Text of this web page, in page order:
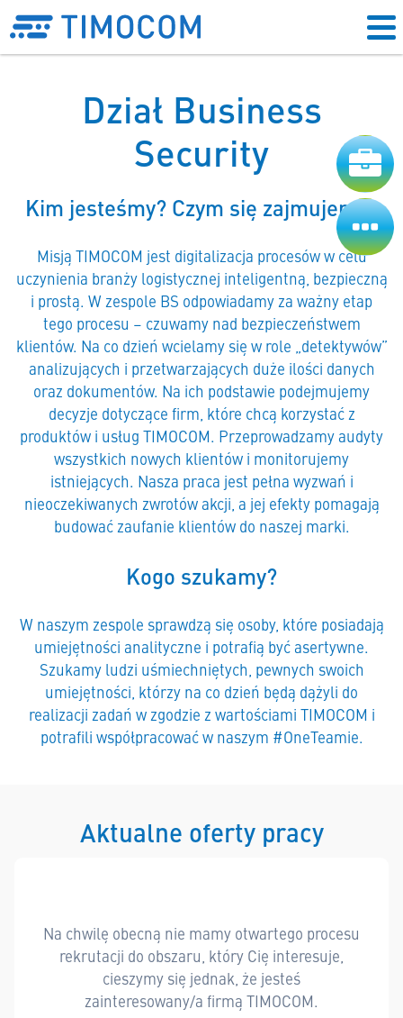
Dział Business
Security
Kim jesteśmy? Czym się zajmujemy?
Misją TIMOCOM jest digitalizacja procesów w celu
uczynienia branży logistycznej inteligentną, bezpieczną
i prostą. W zespole BS odpowiadamy za ważny etap
tego procesu – czuwamy nad bezpieczeństwem
klientów. Na co dzień wcielamy się w role „detektywów”
analizujących i przetwarzających duże ilości danych
oraz dokumentów. Na ich podstawie podejmujemy
decyzje dotyczące firm, które chcą korzystać z
produktów i usług TIMOCOM. Przeprowadzamy audyty
wszystkich nowych klientów i monitorujemy
istniejących. Nasza praca jest pełna wyzwań i
nieoczekiwanych zwrotów akcji, a jej efekty pomagają
budować zaufanie klientów do naszej marki.
Kogo szukamy?
W naszym zespole sprawdzą się osoby, które posiadają
umiejętności analityczne i potrafią być asertywne.
Szukamy ludzi uśmiechniętych, pewnych swoich
umiejętności, którzy na co dzień będą dążyli do
realizacji zadań w zgodzie z wartościami TIMOCOM i
potrafili współpracować w naszym #OneTeamie.
Aktualne oferty pracy
Na chwilę obecną nie mamy otwartego procesu
rekrutacji do obszaru, który Cię interesuje,
cieszymy się jednak, że jesteś
zainteresowany/a firmą TIMOCOM.